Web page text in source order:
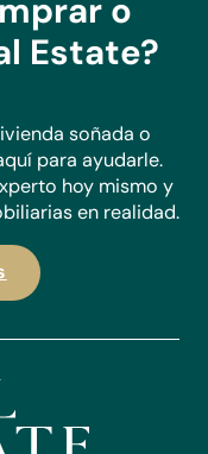
en
con nosotros,
viviendas y tener un
atendemos. Con
estamos seguros de
perfecta para tus
qué destacamos
y vendedores
o
Estate?
soñada o
para ayudarle.
hoy mismo y
en realidad.